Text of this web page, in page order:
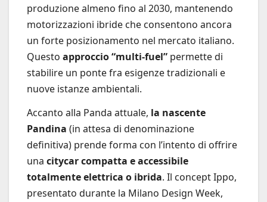
produzione almeno fino al 2030, mantenendo
motorizzazioni ibride che consentono ancora
un forte posizionamento nel mercato italiano.
Questo approccio “multi-fuel” permette di
stabilire un ponte fra esigenze tradizionali e
nuove istanze ambientali.
Accanto alla Panda attuale, la nascente
Pandina (in attesa di denominazione
definitiva) prende forma con l’intento di offrire
una citycar compatta e accessibile
totalmente elettrica o ibrida. Il concept Ippo,
presentato durante la Milano Design Week,